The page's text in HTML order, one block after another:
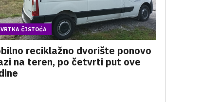
ČISTOĆA
reciklažno dvorište ponovo
na teren, po četvrti put ove